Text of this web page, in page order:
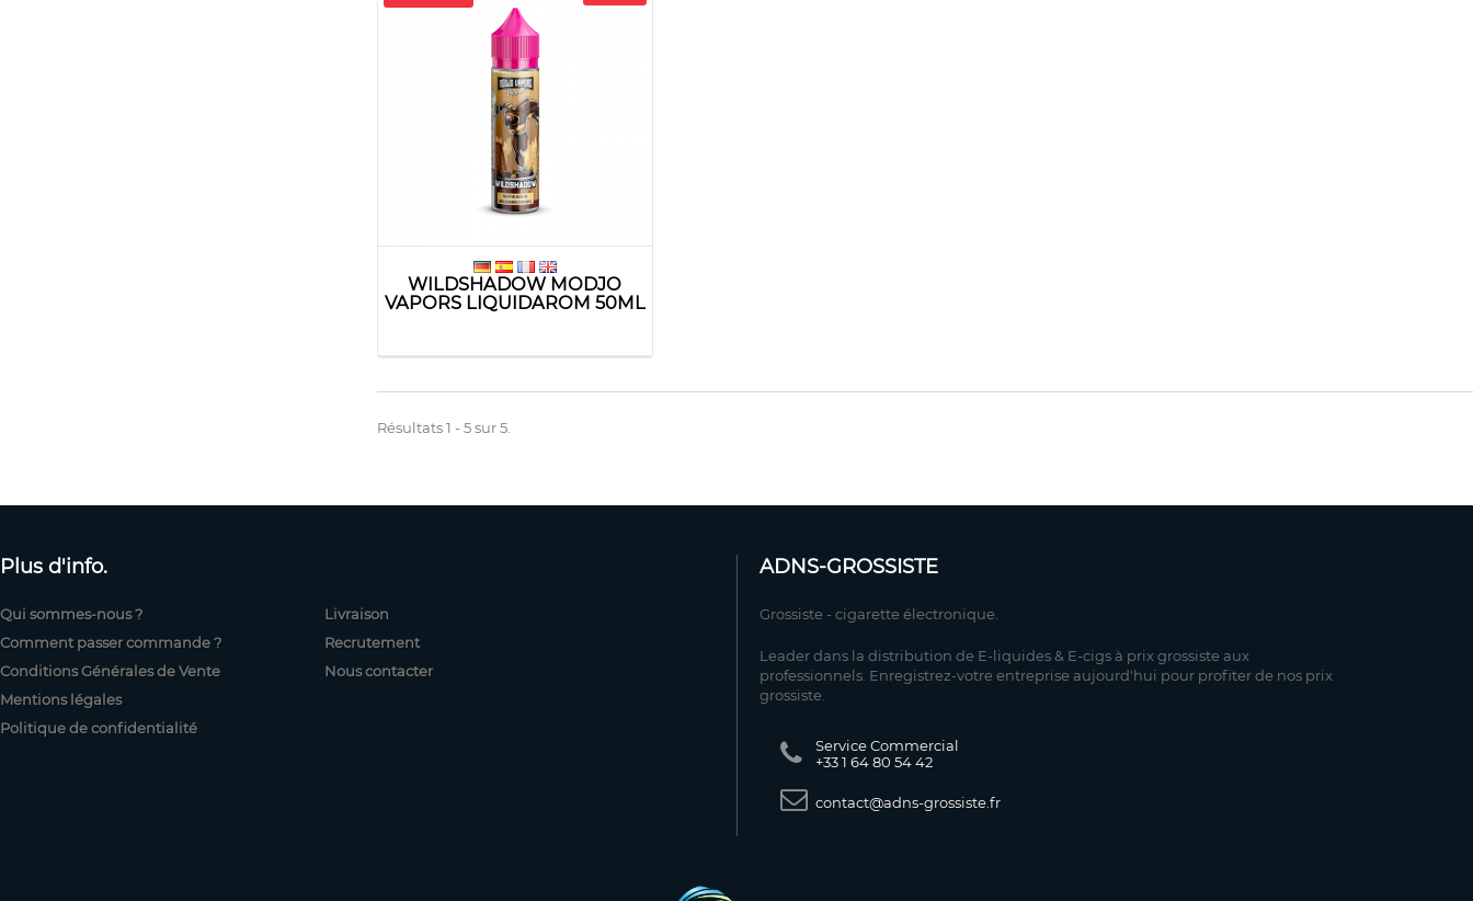
WILDSHADOW MODJO
VAPORS LIQUIDAROM 50ML
Résultats 1 - 5 sur 5.
Plus d'info.
Qui sommes-nous ?
Comment passer commande ?
Conditions Générales de Vente
Mentions légales
Politique de confidentialité
Livraison
Recrutement
Nous contacter
ADNS-GROSSISTE
Grossiste - cigarette électronique.
Leader dans la distribution de E-liquides & E-cigs à prix grossiste aux
professionnels. Enregistrez-votre entreprise aujourd'hui pour profiter de nos prix
grossiste.
Service Commercial
+33 1 64 80 54 42
contact@adns-grossiste.fr